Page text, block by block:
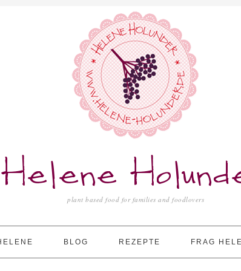
Heleneplant based food for families and foodlovers
BLOG REZEPTE FRAG